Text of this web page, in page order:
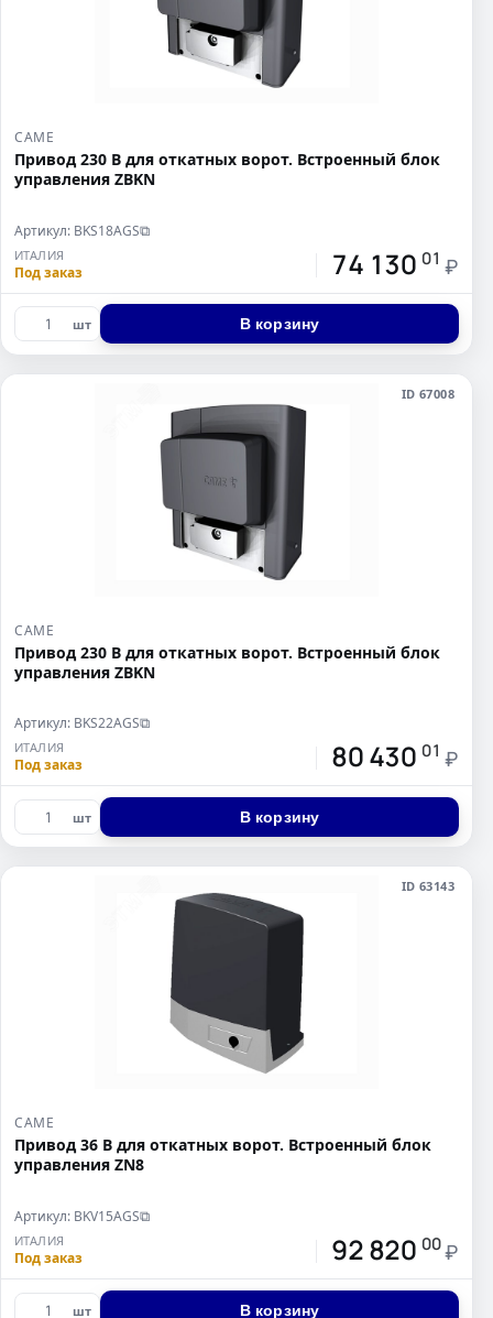
CAME
Привод 230 В для откатных ворот. Встроенный блок
управления ZBKN
Артикул: BKS18AGS⧉
ИТАЛИЯ
Под заказ 74 130 01 ₽
шт В корзину
ID 67008
CAME
Привод 230 В для откатных ворот. Встроенный блок
управления ZBKN
Артикул: BKS22AGS⧉
ИТАЛИЯ
Под заказ 80 430 01 ₽
шт В корзину
ID 63143
CAME
Привод 36 В для откатных ворот. Встроенный блок
управления ZN8
Артикул: BKV15AGS⧉
ИТАЛИЯ
Под заказ 92 820 00 ₽
шт В корзину